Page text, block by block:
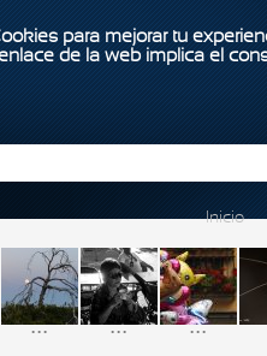
para mejorar tu
de la web implica el
Inicio
... ... ...